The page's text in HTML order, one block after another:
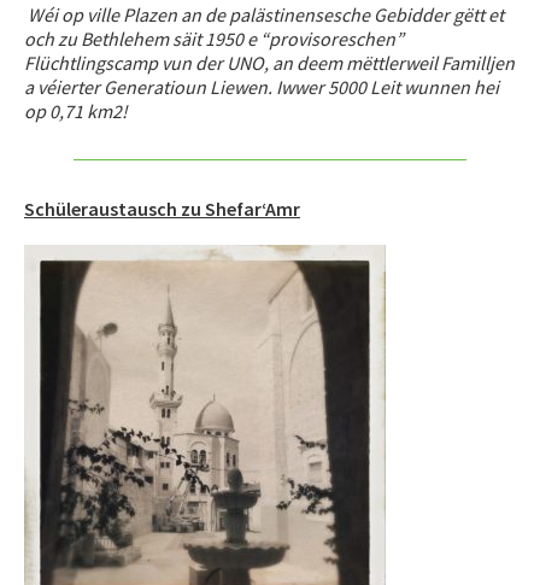
Wéi op ville Plazen an de palästinensesche Gebidder gëtt et
och zu Bethlehem säit 1950 e “provisoreschen”
Flüchtlingscamp vun der UNO, an deem mëttlerweil Familljen
a véierter Generatioun Liewen. Iwwer 5000 Leit wunnen hei
op0,71 km2!
Schüleraustausch zu Shefar‘Amr